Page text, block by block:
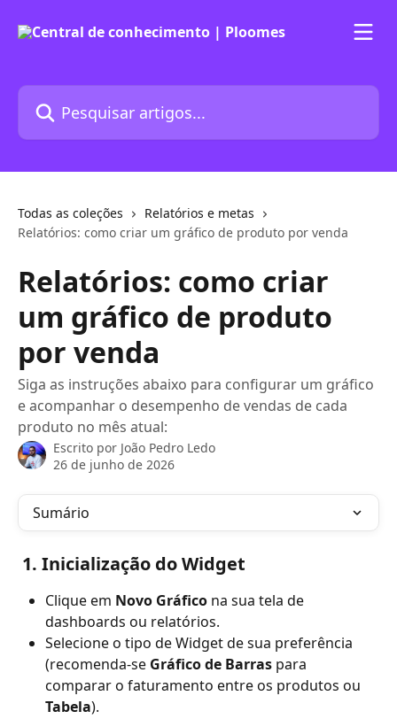
Pesquisar artigos...
Todas as coleções
Relatórios e metas
Relatórios: como criar um gráfico de produto por venda
Relatórios: como criar
um gráfico de produto
por venda
Siga as instruções abaixo para configurar um gráfico
e acompanhar o desempenho de vendas de cada
produto no mês atual:
Escrito por João Pedro Ledo
26 de junho de 2026
Sumário
1. Inicialização do Widget
Clique em Novo Gráfico na sua tela de
dashboards ou relatórios.
Selecione o tipo de Widget de sua preferência
(recomenda-se Gráfico de Barras para
comparar o faturamento entre os produtos ou
Tabela).